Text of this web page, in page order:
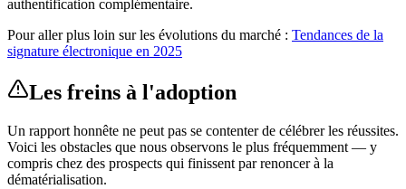
authentification complémentaire.
Pour aller plus loin sur les évolutions du marché : Tendances de la
signature électronique en 2025
Les freins à l'adoption
Un rapport honnête ne peut pas se contenter de célébrer les réussites.
Voici les obstacles que nous observons le plus fréquemment — y
compris chez des prospects qui finissent par renoncer à la
dématérialisation.